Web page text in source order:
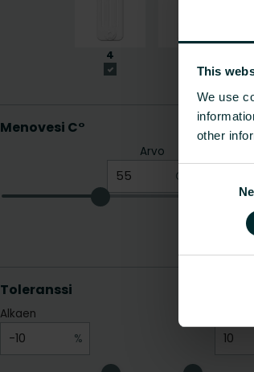
This
We use
other
Consent